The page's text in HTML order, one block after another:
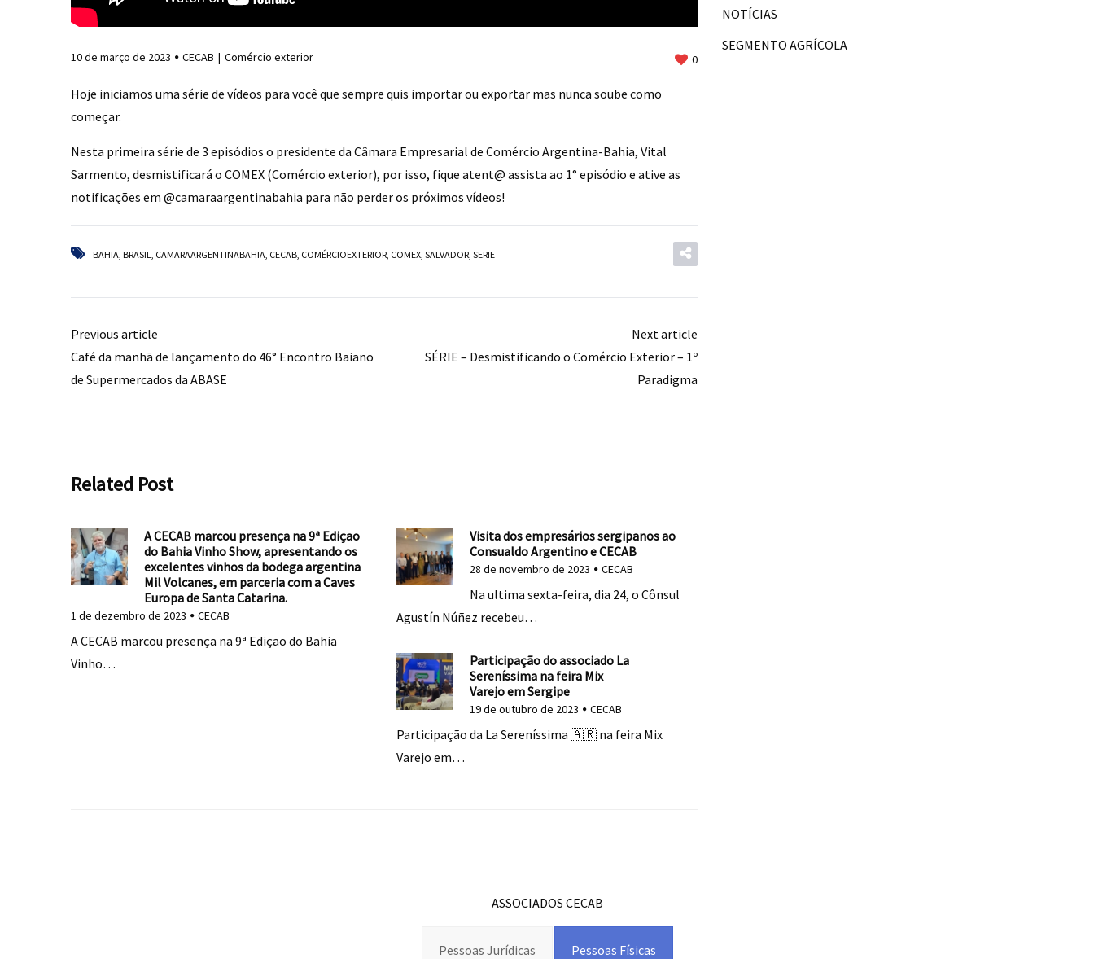
10 de março de 2023 CECAB Comércio exterior 0
Hoje iniciamos uma série de vídeos para você que sempre quis importar ou exportar mas nunca soube como
começar.
Nesta primeira série de 3 episódios o presidente da Câmara Empresarial de Comércio Argentina-Bahia, Vital
Sarmento, desmistificará o COMEX (Comércio exterior), por isso, fique atent@ assista ao 1° episódio e ative as
notificações em @camaraargentinabahia para não perder os próximos vídeos!
BAHIA BRASIL CAMARAARGENTINABAHIA CECAB COMÉRCIOEXTERIOR COMEX SALVADOR SERIE
Previous article
Café da manhã de lançamento do 46° Encontro Baiano
de Supermercados da ABASE
Next article
SÉRIE – Desmistificando o Comércio Exterior – 1º
Paradigma
Related Post
A CECAB marcou presença na 9ª Ediçao
do Bahia Vinho Show, apresentando os
excelentes vinhos da bodega argentina
Mil Volcanes, em parceria com a Caves
Europa de Santa Catarina.
1 de dezembro de 2023 CECAB
A CECAB marcou presença na 9ª Ediçao do Bahia
Vinho…
Visita dos empresários sergipanos ao
Consualdo Argentino e CECAB
28 de novembro de 2023 CECAB
Na ultima sexta-feira, dia 24, o Cônsul
Agustín Núñez recebeu…
Participação do associado La
Sereníssima na feira Mix
Varejo em Sergipe
19 de outubro de 2023 CECAB
Participação da La Sereníssima 🇦🇷 na feira Mix
Varejo em…
NOTÍCIAS
SEGMENTO AGRÍCOLA
ASSOCIADOS CECAB
Pessoas Jurídicas Pessoas Físicas